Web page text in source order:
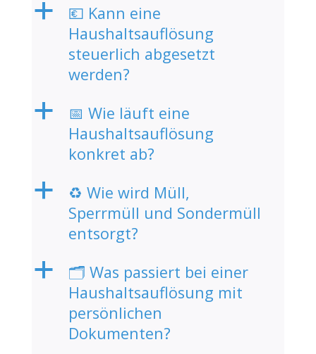
a
💶 Kann eine
Haushaltsauflösung
steuerlich abgesetzt
werden?
a
📅 Wie läuft eine
Haushaltsauflösung
konkret ab?
a
♻️ Wie wird Müll,
Sperrmüll und Sondermüll
entsorgt?
a
🗂️ Was passiert bei einer
Haushaltsauflösung mit
persönlichen
Dokumenten?